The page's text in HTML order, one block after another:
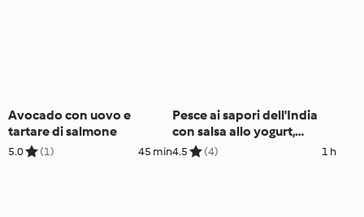
Avocado con uovo e
tartare di salmone
5.0 (1) 45 min
Pesce ai sapori dell'India
con salsa allo yogurt,
patate e verdure
4.5 (4) 1 h